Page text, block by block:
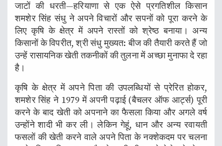
जाटों की धरती—हरियाणा से एक ऐसे प्रगतिशील किसान
शमशेर सिंह संधु ने अपने विचारों और सपनों को पूरा करने के
लिए कृषि के क्षेत्र में अपने रास्तों को श्रेष्ठ बनाया। अन्य
किसानों के विपरीत, श्री संधु मुख्यत: बीज की तैयारी करते हैं जो
उन्हें रासायनिक खेती तकनीकों की तुलना में अच्छा मुनाफा दे रहा
है।
कृषि के क्षेत्र में अपने पिता की उपलब्धियों से प्रेरित होकर,
शमशेर सिंह ने 1979 में अपनी पढ़ाई (बैचलर ऑफ आर्ट्स) पूरी
करने के बाद खेती को अपनाने का फैसला किया और अगले वर्ष
उन्होंने शादी भी कर ली। लेकिन गेहूं, धान और अन्य रवायती
फसलों की खेती करने वाले अपने पिता के नक्शेकदम पर चलना